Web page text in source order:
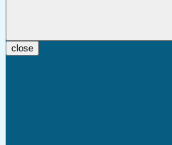
close